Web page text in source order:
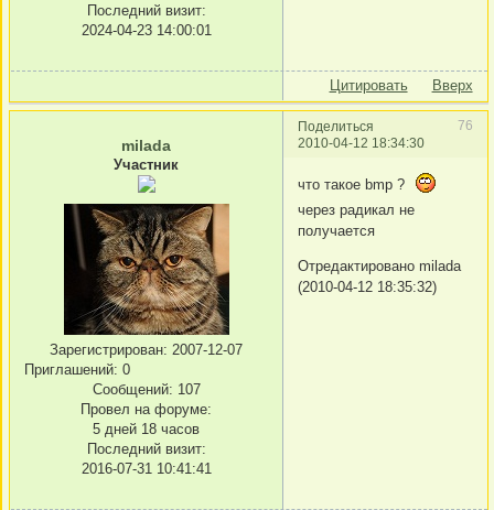
Последний визит:
2024-04-23 14:00:01
Цитировать Вверх
Поделиться
76
2010-04-12 18:34:30
milada
Участник
Зарегистрирован: 2007-12-07
Приглашений: 0
Сообщений: 107
Провел на форуме:
5 дней 18 часов
Последний визит:
2016-07-31 10:41:41
что такое bmp ?
через радикал не
получается
Отредактировано milada
(2010-04-12 18:35:32)